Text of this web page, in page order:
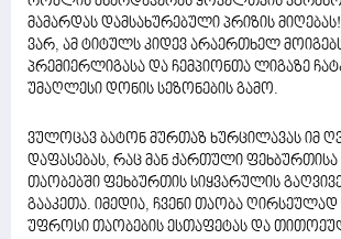
მამარდას დამსახურებული პრიზის
ვარ, ამ ტიტულს კიდევ არაერთხელ
პრემიერლიგასა და ჩემპიონთა ლიგაზე
უმაღლესი დონის სეზონების გამო.
ვულოცავ ბატონ მურთაზ ხურცილავას იმ
დაფასებას, რაც მან ქართული
თაობებში ფეხბურთის სიყვარულის
გააკეთა. იმედია, ჩვენი თაობა ღირსეულად
უფროსი თაობების ესთაფეტას და